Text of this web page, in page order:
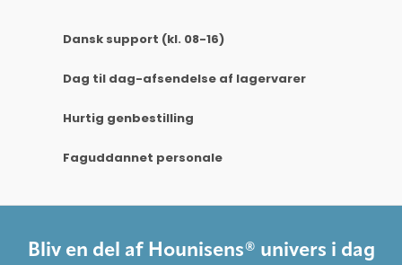
Dansk support (kl. 08-16)
Dag til dag-afsendelse af lagervarer
Hurtig genbestilling
Faguddannet personale
Bliv en del af Hounisens® univers i dag